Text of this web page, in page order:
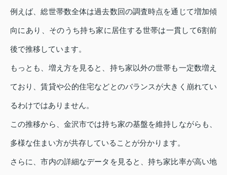
例えば、総世帯数全体は過去数回の調査時点を通じて増加傾
向にあり、そのうち持ち家に居住する世帯は一貫して6割前
後で推移しています。
もっとも、増え方を見ると、持ち家以外の世帯も一定数増え
ており、賃貸や公的住宅などとのバランスが大きく崩れてい
るわけではありません。
この推移から、金沢市では持ち家の基盤を維持しながらも、
多様な住まい方が共存していることが分かります。
さらに、市内の詳細なデータを見ると、持ち家比率が高い地